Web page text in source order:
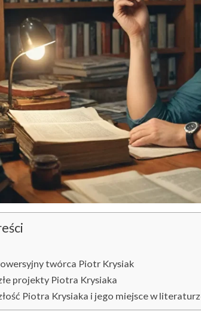
twórca Piotr Krysiak
projekty Piotra Krysiaka
Piotra Krysiaka i jego miejsce w